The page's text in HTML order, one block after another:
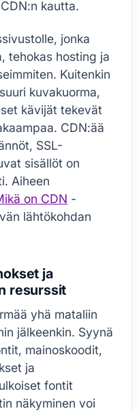
kautta.
jonka
tehokas hosting ja
Kuitenkin
kuvakuorma,
kävijät tekevät
CDN:ää
SSL-
sisällöt on
Aiheen
on CDN -
lähtökohdan
ja
resurssit
yhä mataliin
jälkeenkin. Syynä
mainoskoodit,
ja
fontit
näkyminen voi